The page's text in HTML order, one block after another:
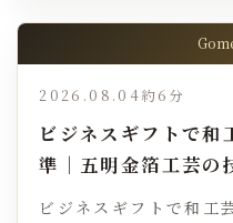
2026.08.04約6分
ビジネスギフトで和
準｜五明金箔工芸の
ビジネスギフトで和工